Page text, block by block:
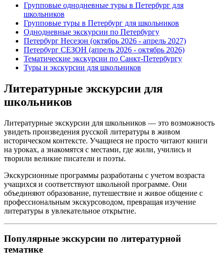
Групповые однодневные туры в Петербург для
школьников
Групповые туры в Петербург для школьников
Однодневные экскурсии по Петербургу
Петербург Несезон (октябрь 2026 - апрель 2027)
Петербург СЕЗОН (апрель 2026 - октябрь 2026)
Тематические экскурсии по Санкт-Петербургу
Туры и экскурсии для школьников
Литературные экскурсии для
школьников
Литературные экскурсии для школьников — это возможность
увидеть произведения русской литературы в живом
историческом контексте. Учащиеся не просто читают книги
на уроках, а знакомятся с местами, где жили, учились и
творили великие писатели и поэты.
Экскурсионные программы разработаны с учетом возраста
учащихся и соответствуют школьной программе. Они
объединяют образование, путешествие и живое общение с
профессиональным экскурсоводом, превращая изучение
литературы в увлекательное открытие.
Популярные экскурсии по литературной
тематике